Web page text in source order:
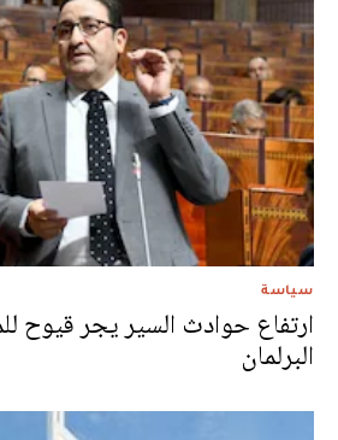
سياسة
ارتفاع حوادث السير يجر قيوح
البرلمان